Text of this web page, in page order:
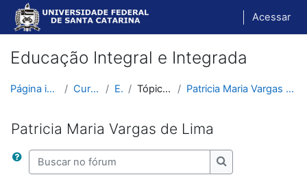
Ir para o conteúdo principal
Acessar
Educação Integral e Integrada
Página inicial Cursos EII Tópico 10 Patricia Maria Vargas de Lima
Patricia Maria Vargas de Lima
Buscar no fórum
Buscar no fórum